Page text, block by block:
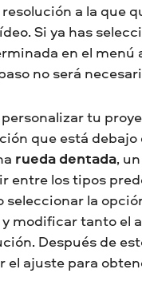
a la que
Si ya has
en el menú
no será
tu
que está debajo
rueda dentada,
entre los tipos
seleccionar la
y modificar tanto el
Después de
el ajuste para